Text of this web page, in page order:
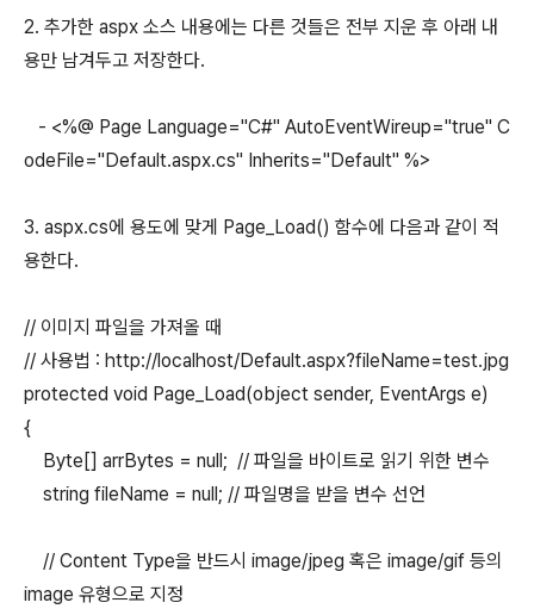
2. 추가한 aspx 소스 내용에는 다른 것들은 전부 지운 후 아래 내
용만 남겨두고 저장한다.
- <%@ Page Language="C#" AutoEventWireup="true" C
odeFile="Default.aspx.cs" Inherits="Default" %>
3. aspx.cs에 용도에 맞게 Page_Load() 함수에 다음과 같이 적
용한다.
// 이미지 파일을 가져올 때
// 사용법 : http://localhost/Default.aspx?fileName=test.jpg
protected void Page_Load(object sender, EventArgs e)
{
Byte[] arrBytes = null; // 파일을 바이트로 읽기 위한 변수
string fileName = null; // 파일명을 받을 변수 선언
// Content Type을 반드시 image/jpeg 혹은 image/gif 등의
image 유형으로 지정